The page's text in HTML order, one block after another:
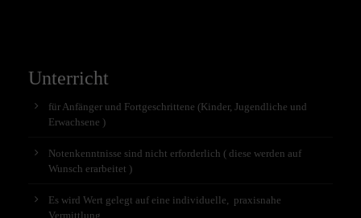
Unterricht
für Anfänger und Fortgeschrittene (Kinder, Jugendliche und
Erwachsene )
Notenkenntnisse sind nicht erforderlich ( diese werden auf
Wunsch erarbeitet )
Es wird Wert gelegt auf eine individuelle, praxisnahe
Vermittlung